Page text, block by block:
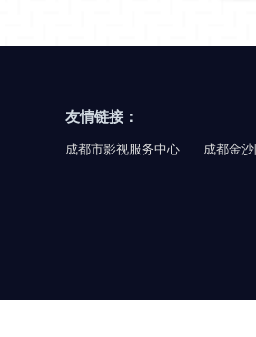
友情链接：
成都市影视服务中心 成都金